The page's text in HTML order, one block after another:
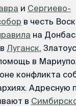
и Сергиево-
в честь
на
Луганск,
в
конфликта
Адресную
в